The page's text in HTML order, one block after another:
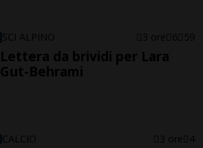
SCI ALPINO 3 ore 6 59
Lettera da brividi per Lara
Gut-Behrami
CALCIO 3 ore 4